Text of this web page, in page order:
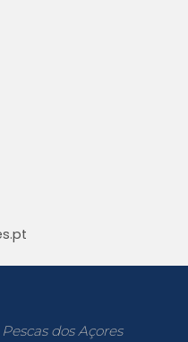
dos Açores